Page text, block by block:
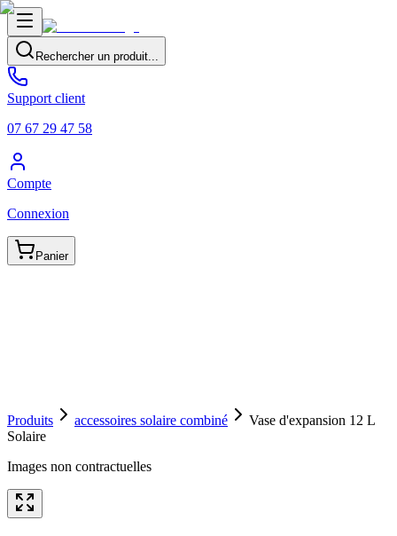
Rechercher un produit...
Support client
07 67 29 47 58
Compte
Connexion
Panier
Produits accessoires solaire combiné
Vase d'expansion 12 L
Solaire
Images non contractuelles